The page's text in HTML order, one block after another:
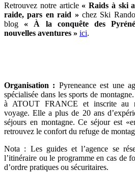
Retrouvez notre article « Raids à ski
raide, pars en raid » chez Ski
blog « À la conquête des
nouvelles aventures » ici.
Organisation : Pyreneance est une
spécialisée dans les sports de
à ATOUT FRANCE et inscrite au
voyage. Elle a plus de 20 ans
séjours en montagne. Ce séjour est
retrouvez le confort du refuge de
Nota : Les guides et l’agence se
l’itinéraire ou le programme en cas de
d’ordre pratiques ou sécuritaires.